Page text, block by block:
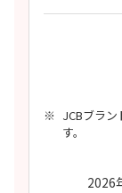
JCBブラ
す。
2026